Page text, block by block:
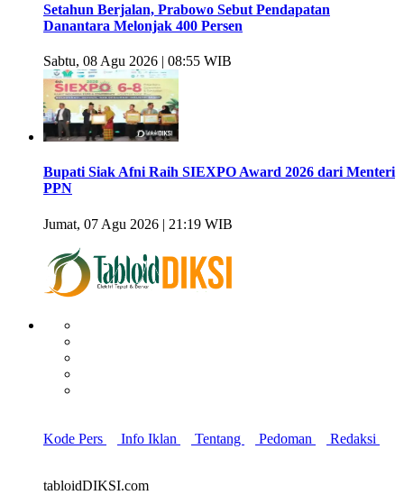
Setahun Berjalan, Prabowo Sebut Pendapatan
Danantara Melonjak 400 Persen
Sabtu, 08 Agu 2026 | 08:55 WIB
Bupati Siak Afni Raih SIEXPO Award 2026 dari Menteri
PPN
Jumat, 07 Agu 2026 | 21:19 WIB
Kode Pers Info Iklan Tentang Pedoman Redaksi
tabloidDIKSI.com